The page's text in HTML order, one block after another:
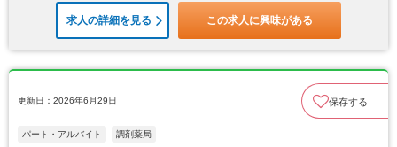
求人の詳細を見る この求人に興味がある
更新日：2026年6月29日 保存する
パート・アルバイト 調剤薬局